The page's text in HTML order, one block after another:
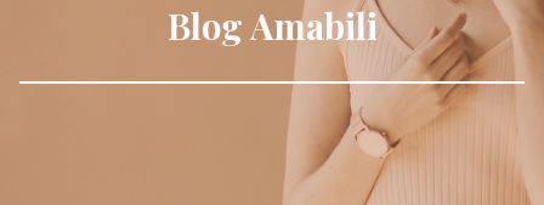
Blog Amabili